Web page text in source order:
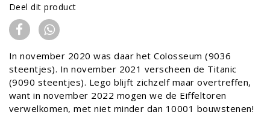
Deel dit product
In november 2020 was daar het Colosseum (9036
steentjes). In november 2021 verscheen de Titanic
(9090 steentjes). Lego blijft zichzelf maar overtreffen,
want in november 2022 mogen we de Eiffeltoren
verwelkomen, met niet minder dan 10001 bouwstenen!